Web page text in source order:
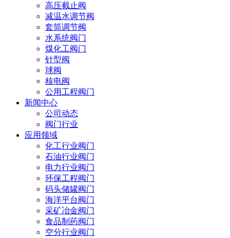
高压截止阀
减温水调节阀
套筒调节阀
水系统阀门
煤化工阀门
针型阀
球阀
核电阀
公用工程阀门
新闻中心
公司动态
阀门行业
应用领域
化工行业阀门
石油行业阀门
电力行业阀门
环保工程阀门
码头储罐阀门
海洋平台阀门
采矿冶金阀门
食品制药阀门
空分行业阀门